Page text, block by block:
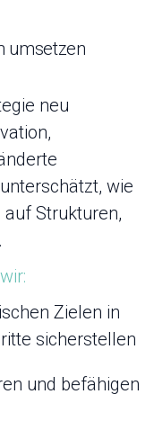
umsetzen
neu
wie
Strukturen,
Zielen in
sicherstellen
und befähigen